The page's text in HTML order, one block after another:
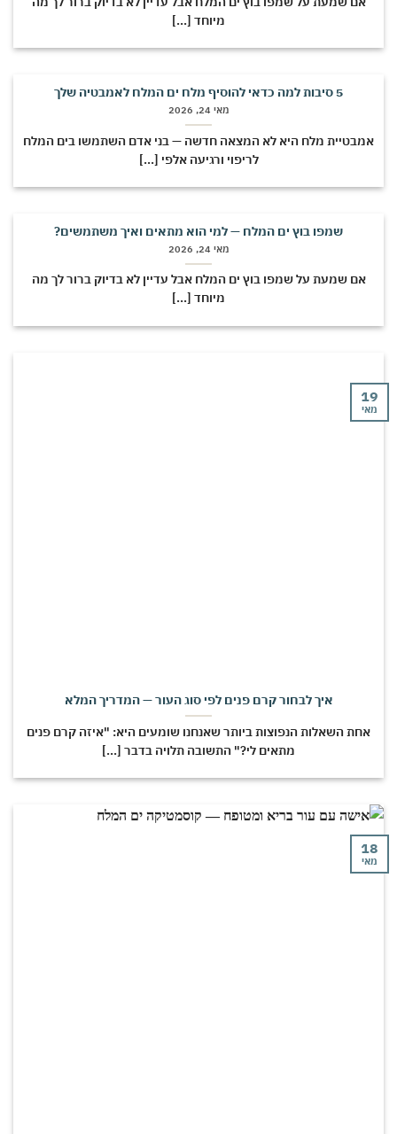
מיוחד [...]
5 סיבות למה כדאי להוסיף מלח ים המלח לאמבטיה שלך
מאי 24, 2026
אמבטיית מלח היא לא המצאה חדשה — בני אדם השתמשו בים המלח
לריפוי ורגיעה אלפי [...]
שמפו בוץ ים המלח — למי הוא מתאים ואיך משתמשים?
מאי 24, 2026
אם שמעת על שמפו בוץ ים המלח אבל עדיין לא בדיוק ברור לך מה
מיוחד [...]
איך לבחור קרם פנים לפי סוג העור — המדריך המלא
אחת השאלות הנפוצות ביותר שאנחנו שומעים היא: "איזה קרם פנים
מתאים לי?" התשובה תלויה בדבר [...]
19
מאי
18
מאי